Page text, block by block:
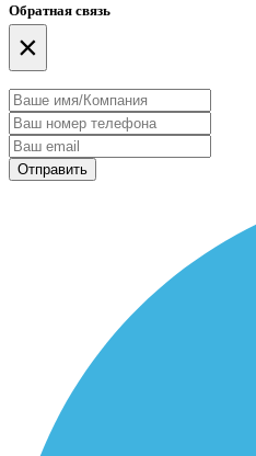
Обратная связь
×
Отправить